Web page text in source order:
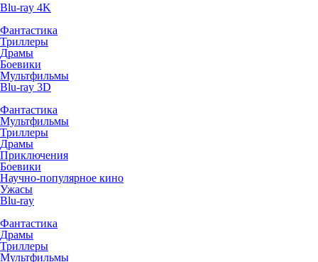
Blu-ray 4K
Фантастика
Триллеры
Драмы
Боевики
Мультфильмы
Blu-ray 3D
Фантастика
Мультфильмы
Триллеры
Драмы
Приключения
Боевики
Научно-популярное кино
Ужасы
Blu-ray
Фантастика
Драмы
Триллеры
Мультфильмы